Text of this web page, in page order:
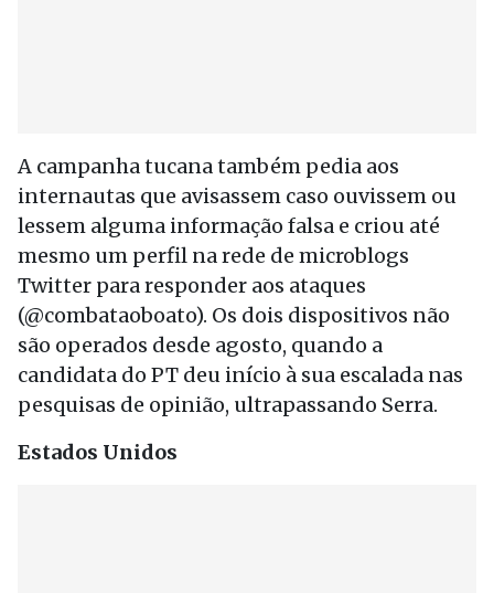
A campanha tucana também pedia aos
internautas que avisassem caso ouvissem ou
lessem alguma informação falsa e criou até
mesmo um perfil na rede de microblogs
Twitter para responder aos ataques
(@combataoboato). Os dois dispositivos não
são operados desde agosto, quando a
candidata do PT deu início à sua escalada nas
pesquisas de opinião, ultrapassando Serra.
Estados Unidos